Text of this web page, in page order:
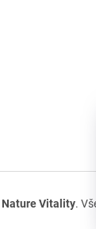
Nature Vitality.